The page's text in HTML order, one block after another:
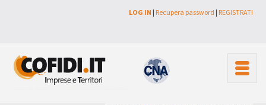
LOG IN | Recupera password | REGISTRATI